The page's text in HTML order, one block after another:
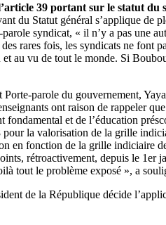
39 portant sur le statut du
du Statut général s’applique de
syndicat, « il n’y a pas une
rares fois, les syndicats ne font
au vu de tout le monde. Si
parole du gouvernement,
ont raison de rappeler
et de l’éducation
la valorisation de la grille
en fonction de la grille indiciaire
rétroactivement, depuis le
tout le problème exposé », a
de la République décide